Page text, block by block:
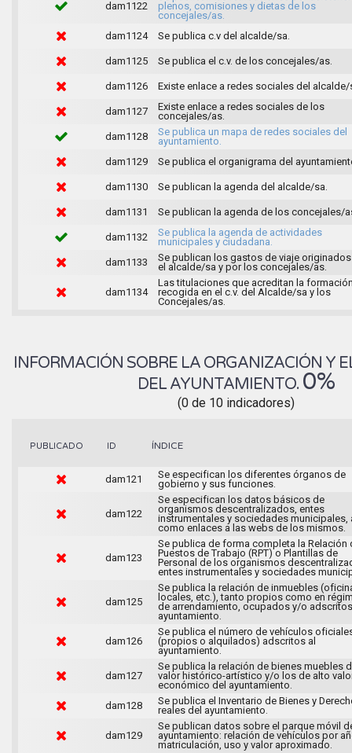
dam1122
plenos, comisiones y dietas de los
concejales/as.
dam1124
Se publica c.v del alcalde/sa.
dam1125 Se publica el c.v. de los concejales/as.
dam1126 Existe enlace a redes sociales del alcalde/
dam1127
Existe enlace a redes sociales de los
concejales/as.
dam1128
Se publica un mapa de redes sociales del
ayuntamiento.
dam1129
Se publica el organigrama del
dam1130 Se publican la agenda del alcalde/sa.
dam1131 Se publican la agenda de los concejales/
dam1132
Se publica la agenda de actividades
municipales y ciudadana.
dam1133
Se publican los gastos de viaje
el alcalde/sa y por los concejales/as.
dam1134
Las titulaciones que acreditan la
recogida en el c.v. del Alcalde/sa y los
Concejales/as.
INFORMACIÓN SOBRE LA ORGANIZACIÓN Y
DEL AYUNTAMIENTO. 0%
(0 de 10 indicadores)
PUBLICADO ID ÍNDICE
dam121
Se especifican los diferentes órganos de
gobierno y sus funciones.
dam122
Se especifican los datos básicos de
organismos descentralizados, entes
instrumentales y sociedades municipales,
como enlaces a las webs de los mismos.
dam123
Se publica de forma completa la Relación
Puestos de Trabajo (RPT) o Plantillas de
Personal de los organismos
entes instrumentales y sociedades
dam125
Se publica la relación de inmuebles
locales, etc.), tanto propios como en
de arrendamiento, ocupados y/o
ayuntamiento.
dam126
Se publica el número de vehículos
(propios o alquilados) adscritos al
ayuntamiento.
dam127
Se publica la relación de bienes muebles
valor histórico-artístico y/o los de alto
económico del ayuntamiento.
dam128
Se publica el Inventario de Bienes y
reales del ayuntamiento.
dam129
Se publican datos sobre el parque móvil
ayuntamiento: relación de vehículos por
matriculación, uso y valor aproximado.